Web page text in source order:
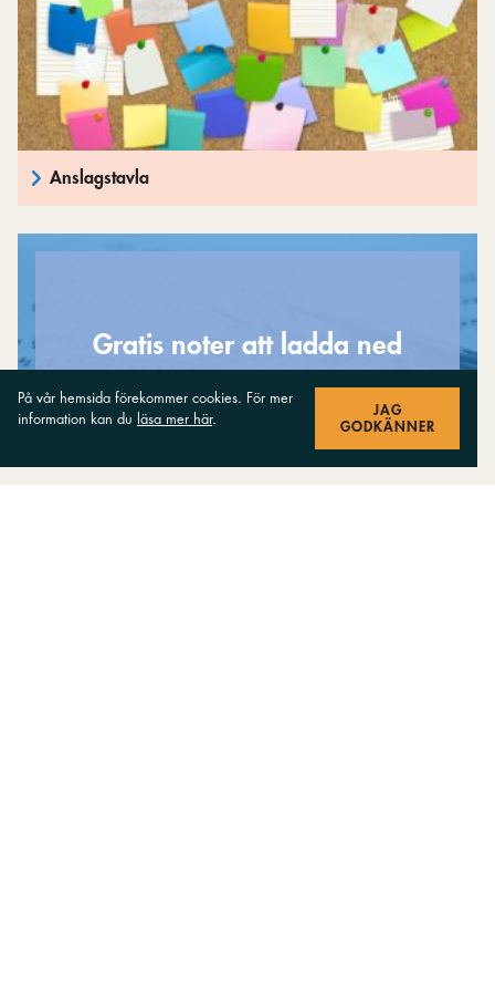
Anslagstavla
Gratis noter att ladda ned
På vår hemsida förekommer cookies. För mer
information kan du
läsa mer här.
JAG
GODKÄNNER